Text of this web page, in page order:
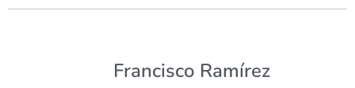
Francisco Ramírez